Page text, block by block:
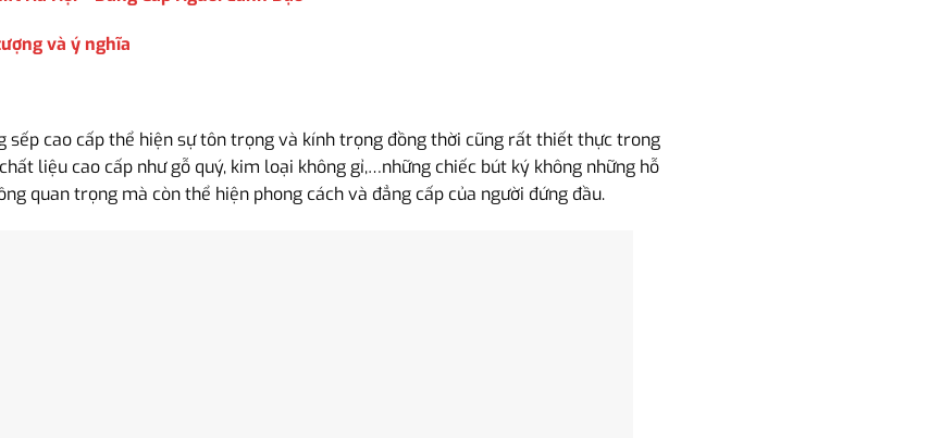
và ý nghĩa
sếp cao cấp thể hiện sự tôn trọng và kính trọng đồng thời cũng rất thiết thực trong
liệu cao cấp như gỗ quý, kim loại không gỉ,…những chiếc bút ký không những hỗ
quan trọng mà còn thể hiện phong cách và đẳng cấp của người đứng đầu.